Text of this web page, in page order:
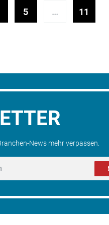
5 … 11
News mehr verpassen.